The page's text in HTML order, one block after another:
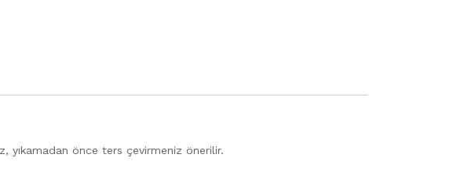
yıkamadan önce ters çevirmeniz önerilir.